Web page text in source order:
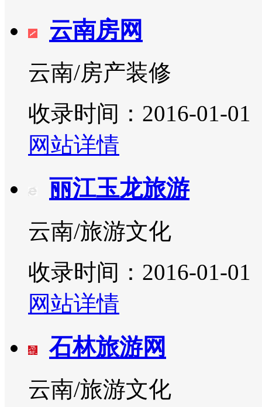
云南房网
云南/房产装修
收录时间：2016-01-01
网站详情
丽江玉龙旅游
云南/旅游文化
收录时间：2016-01-01
网站详情
石林旅游网
云南/旅游文化